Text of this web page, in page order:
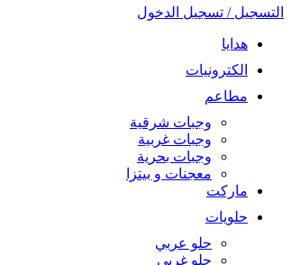
التسجيل / تسجيل الدخول
هدايا
الكترونيات
مطاعم
وجبات شرقية
وجبات غربية
وجبات بحرية
معجنات و بيتزا
ماركت
حلويات
حلو عربي
حلو غربي